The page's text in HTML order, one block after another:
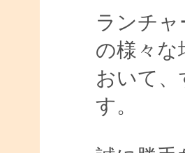
ランチ
の様々な
おいて
す。